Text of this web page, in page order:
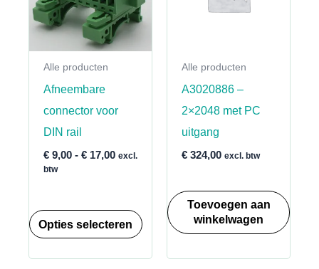
Alle producten
Afneembare
connector voor
DIN rail
€9,00 - €17,00Prijsklasse:
excl.
btw
Opties selecteren
product
heeft
Alle producten
A3020886 –
2×2048 met PC
uitgang
€324,00 excl. btw
Toevoegen aan
winkelwagen